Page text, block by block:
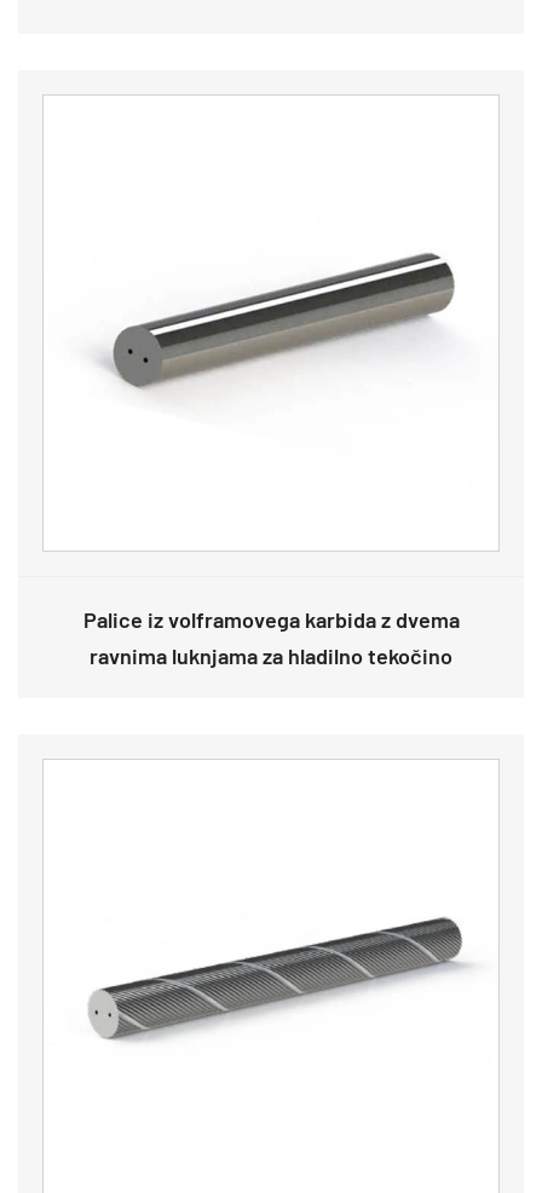
Palice iz volframovega karbida z dvema
ravnima luknjama za hladilno tekočino